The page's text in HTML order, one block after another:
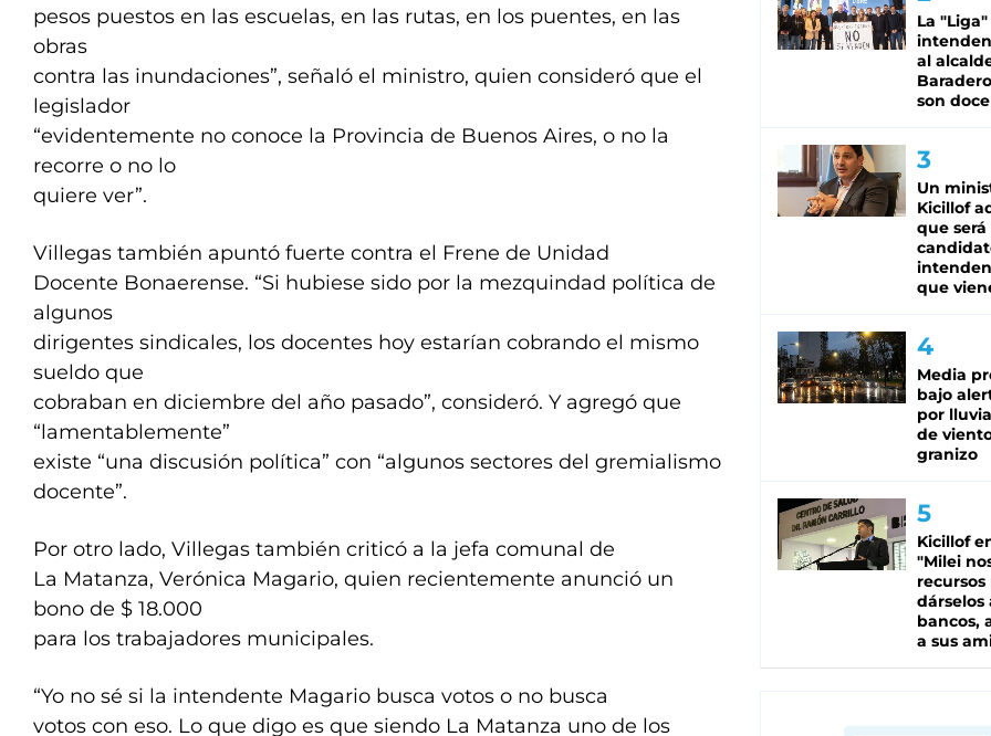
pesos puestos en las escuelas, en las rutas, en los puentes, en las
obras
contra las inundaciones”, señaló el ministro, quien consideró que el
legislador
“evidentemente no conoce la Provincia de Buenos Aires, o no la
recorre o no lo
quiere ver”.
Villegas también apuntó fuerte contra el Frene de Unidad
Docente Bonaerense. “Si hubiese sido por la mezquindad política de
algunos
dirigentes sindicales, los docentes hoy estarían cobrando el mismo
sueldo que
cobraban en diciembre del año pasado”, consideró. Y agregó que
“lamentablemente”
existe “una discusión política” con “algunos sectores del gremialismo
docente”.
Por otro lado, Villegas también criticó a la jefa comunal de
La Matanza, Verónica Magario, quien recientemente anunció un
bono de $ 18.000
para los trabajadores municipales.
“Yo no sé si la intendente Magario busca votos o no busca
votos con eso. Lo que digo es que siendo La Matanza uno de los
La
al
son doce
Un
Kicillof
que será
que
Media
bajo
por
de
granizo
Kicillof
"Milei
recursos
dárselos
bancos,
a sus